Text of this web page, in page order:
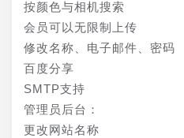
按颜色与相机搜索
会员可以无限制上传
修改名称、电子邮件、密码
百度分享
SMTP支持
管理员后台：
更改网站名称